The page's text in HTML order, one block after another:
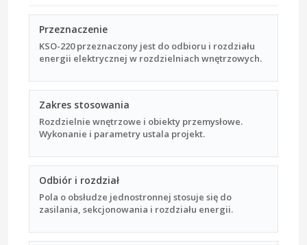
Przeznaczenie
KSO-220 przeznaczony jest do odbioru i rozdziału
energii elektrycznej w rozdzielniach wnętrzowych.
Zakres stosowania
Rozdzielnie wnętrzowe i obiekty przemysłowe.
Wykonanie i parametry ustala projekt.
Odbiór i rozdział
Pola o obsłudze jednostronnej stosuje się do
zasilania, sekcjonowania i rozdziału energii.